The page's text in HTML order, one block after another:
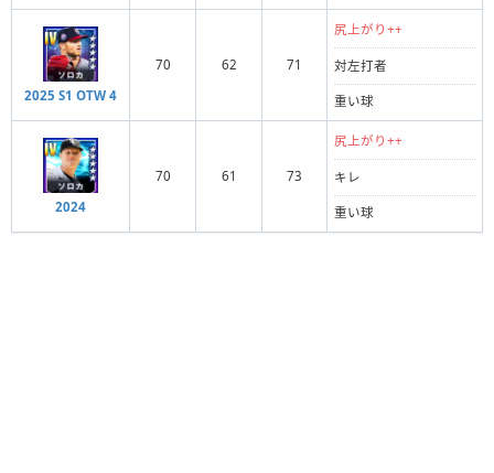
2025 S1 OTW 4
70 62 71
尻上がり++
対左打者
重い球
2024
70 61 73
尻上がり++
キレ
重い球